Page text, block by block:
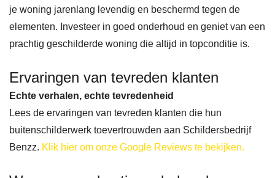
je woning jarenlang levendig en beschermd tegen de
elementen. Investeer in goed onderhoud en geniet van een
prachtig geschilderde woning die altijd in topconditie is.
Ervaringen van tevreden klanten
Echte verhalen, echte tevredenheid
Lees de ervaringen van tevreden klanten die hun
buitenschilderwerk toevertrouwden aan Schildersbedrijf
Benzz. Klik hier om onze Google Reviews te bekijken.